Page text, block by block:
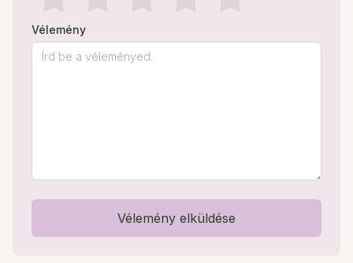
Vélemény
Vélemény elküldése